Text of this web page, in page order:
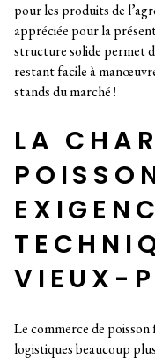
pour les produits de
appréciée pour la
structure solide permet
restant facile à
stands du marché !
LA
VIEUX-
Le commerce de
logistiques beaucoup